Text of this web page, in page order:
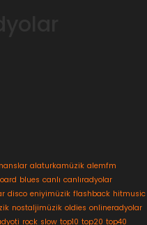
alaturkamüzik alemfm
blues canlı canlıradyolar
disco eniyimüzik flashback hitmusic
nostaljimüzik oldies onlineradyolar
rock slow top10 top20 top40